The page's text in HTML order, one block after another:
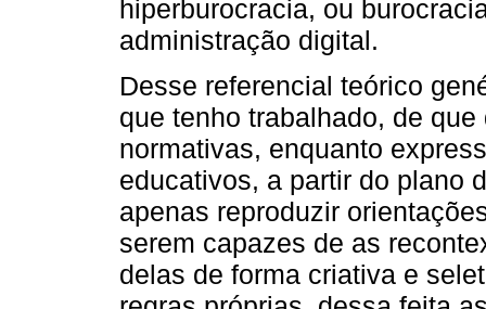
hiperburocracia, ou
administração digital.
Desse referencial teórico
que tenho trabalhado, de
normativas, enquanto
educativos, a partir do plano
apenas reproduzir
serem capazes de as
delas de forma criativa e